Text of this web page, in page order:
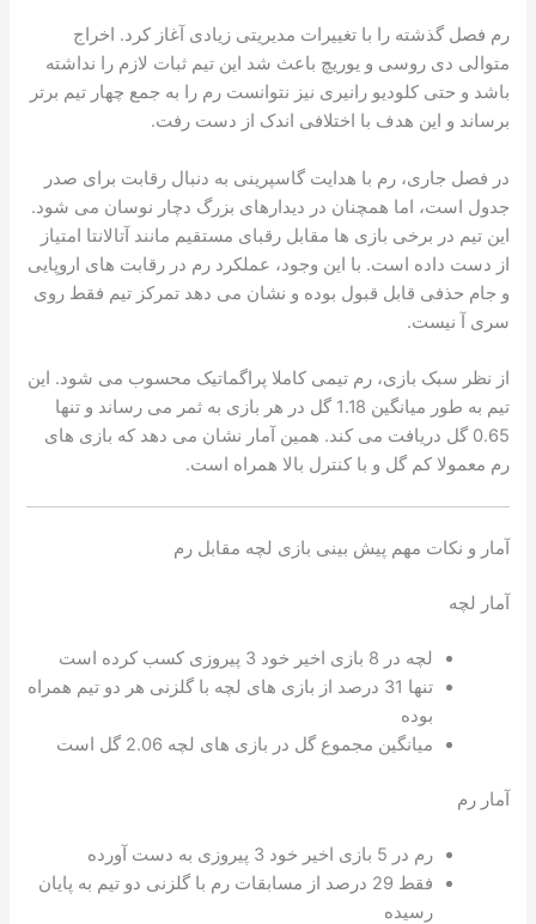
رم فصل گذشته را با تغییرات مدیریتی زیادی آغاز کرد. اخراج
متوالی دی روسی و یوریچ باعث شد این تیم ثبات لازم را نداشته
باشد و حتی کلودیو رانیری نیز نتوانست رم را به جمع چهار تیم برتر
برساند و این هدف با اختلافی اندک از دست رفت.
در فصل جاری، رم با هدایت گاسپرینی به دنبال رقابت برای صدر
جدول است، اما همچنان در دیدارهای بزرگ دچار نوسان می شود.
این تیم در برخی بازی ها مقابل رقبای مستقیم مانند آتالانتا امتیاز
از دست داده است. با این وجود، عملکرد رم در رقابت های اروپایی
و جام حذفی قابل قبول بوده و نشان می دهد تمرکز تیم فقط روی
سری آ نیست.
از نظر سبک بازی، رم تیمی کاملا پراگماتیک محسوب می شود. این
تیم به طور میانگین 1.18 گل در هر بازی به ثمر می رساند و تنها
0.65 گل دریافت می کند. همین آمار نشان می دهد که بازی های
رم معمولا کم گل و با کنترل بالا همراه است.
آمار و نکات مهم پیش بینی بازی لچه مقابل رم
آمار لچه
لچه در 8 بازی اخیر خود 3 پیروزی کسب کرده است
تنها 31 درصد از بازی های لچه با گلزنی هر دو تیم همراه
بوده
میانگین مجموع گل در بازی های لچه 2.06 گل است
آمار رم
رم در 5 بازی اخیر خود 3 پیروزی به دست آورده
فقط 29 درصد از مسابقات رم با گلزنی دو تیم به پایان
رسیده